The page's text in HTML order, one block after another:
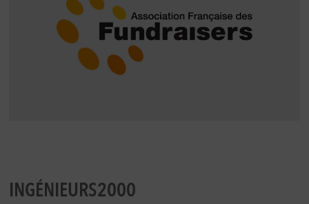
INGÉNIEURS2000